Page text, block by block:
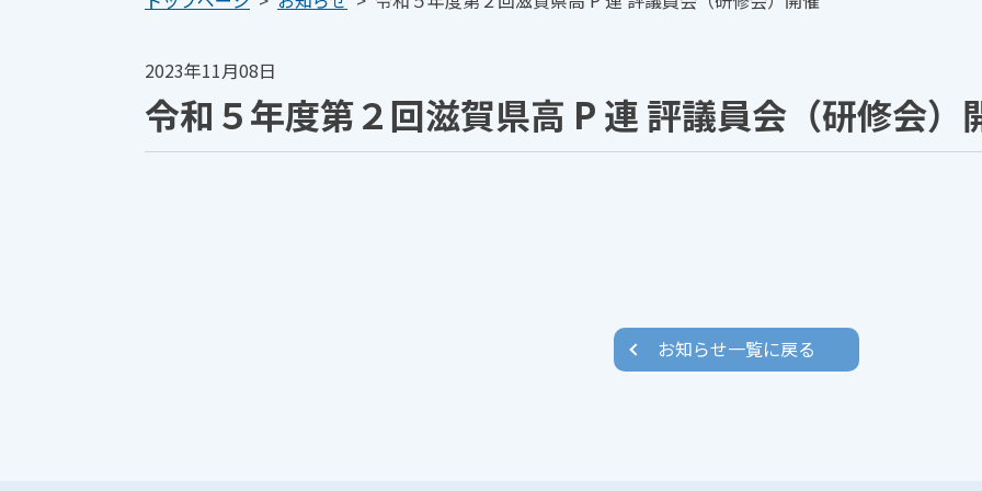
2023年11月08日
令和５年度第２回滋賀県高 P 連 評議員会（研修会）
お知らせ一覧に戻る